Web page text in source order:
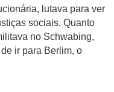
lutava para ver
sociais. Quanto
no Schwabing,
ir para Berlim, o